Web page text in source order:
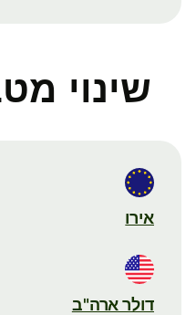
שינוי
אירו
דולר ארה"ב